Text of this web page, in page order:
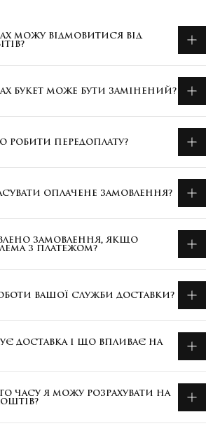
МОЖУ ВІДМОВИТИСЯ ВІД
БУКЕТ МОЖЕ БУТИ ЗАМІНЕНИЙ?
РОБИТИ ПЕРЕДОПЛАТУ?
ОПЛАЧЕНЕ ЗАМОВЛЕННЯ?
ЗАМОВЛЕННЯ, ЯКЩО
З ПЛАТЕЖОМ?
ВАШОЇ СЛУЖБИ ДОСТАВКИ?
ДОСТАВКА І ЩО ВПЛИВАЄ НА
ЧАСУ Я МОЖУ РОЗРАХУВАТИ НА